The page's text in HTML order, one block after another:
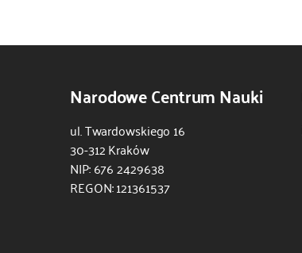
Narodowe Centrum Nauki
ul. Twardowskiego 16
30-312 Kraków
NIP: 676 2429638
REGON: 121361537